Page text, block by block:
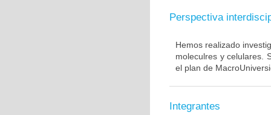
Perspectiva
Hemos realizado
moleculres y celulares.
el plan de
Integrantes